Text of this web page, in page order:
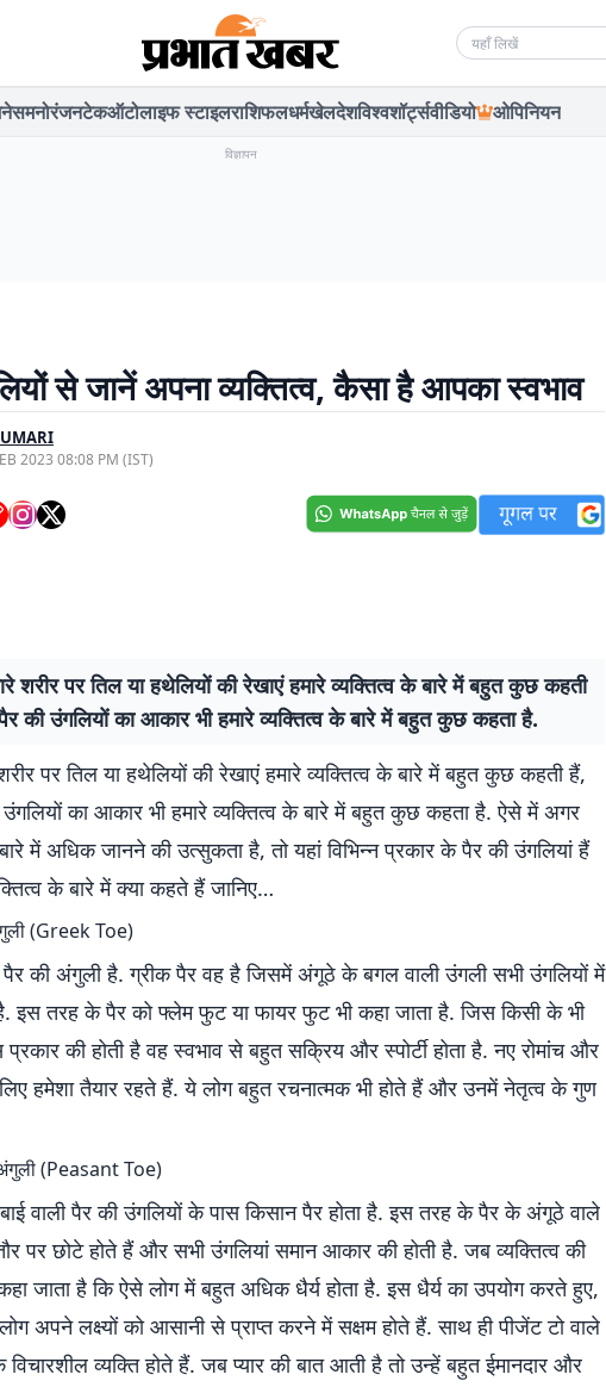
Search news
मनोरंजनटेकऑटोलाइफ स्टाइलराशिफलधर्मखेलदेशविश्वशॉर्ट्सवीडियो ओपिनियन
विज्ञापन
से जानें अपना व्यक्तित्व, कैसा है आपका स्वभाव
2023 08:08 PM (IST)
शरीर पर तिल या हथेलियों की रेखाएं हमारे व्यक्तित्व के बारे में बहुत कुछ कहती
की उंगलियों का आकार भी हमारे व्यक्तित्व के बारे में बहुत कुछ कहता है.
पर तिल या हथेलियों की रेखाएं हमारे व्यक्तित्व के बारे में बहुत कुछ कहती हैं,
का आकार भी हमारे व्यक्तित्व के बारे में बहुत कुछ कहता है. ऐसे में अगर
में अधिक जानने की उत्सुकता है, तो यहां विभिन्न प्रकार के पैर की उंगलियां हैं
के बारे में क्या कहते हैं जानिए…
(Greek Toe)
की अंगुली है. ग्रीक पैर वह है जिसमें अंगूठे के बगल वाली उंगली सभी उंगलियों में
इस तरह के पैर को फ्लेम फुट या फायर फुट भी कहा जाता है. जिस किसी के भी
की होती है वह स्वभाव से बहुत सक्रिय और स्पोर्टी होता है. नए रोमांच और
हमेशा तैयार रहते हैं. ये लोग बहुत रचनात्मक भी होते हैं और उनमें नेतृत्व के गुण
(Peasant Toe)
वाली पैर की उंगलियों के पास किसान पैर होता है. इस तरह के पैर के अंगूठे वाले
पर छोटे होते हैं और सभी उंगलियां समान आकार की होती है. जब व्यक्तित्व की
जाता है कि ऐसे लोग में बहुत अधिक धैर्य होता है. इस धैर्य का उपयोग करते हुए,
अपने लक्ष्यों को आसानी से प्राप्त करने में सक्षम होते हैं. साथ ही पीजेंट टो वाले
व्यक्ति होते हैं. जब प्यार की बात आती है तो उन्हें बहुत ईमानदार और